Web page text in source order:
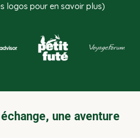
logos pour en savoir plus)
une aventure